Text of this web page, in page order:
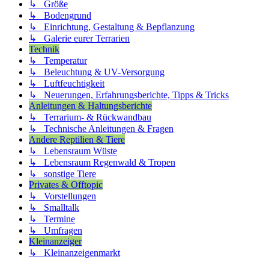
↳ Größe
↳ Bodengrund
↳ Einrichtung, Gestaltung & Bepflanzung
↳ Galerie eurer Terrarien
Technik
↳ Temperatur
↳ Beleuchtung & UV-Versorgung
↳ Luftfeuchtigkeit
↳ Neuerungen, Erfahrungsberichte, Tipps & Tricks
Anleitungen & Haltungsberichte
↳ Terrarium- & Rückwandbau
↳ Technische Anleitungen & Fragen
Andere Reptilien & Tiere
↳ Lebensraum Wüste
↳ Lebensraum Regenwald & Tropen
↳ sonstige Tiere
Privates & Offtopic
↳ Vorstellungen
↳ Smalltalk
↳ Termine
↳ Umfragen
Kleinanzeiger
↳ Kleinanzeigenmarkt